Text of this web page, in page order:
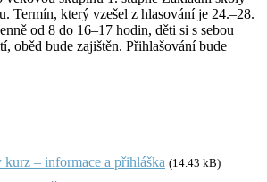
Termín, který vzešel z hlasování je 24.–28.
od 8 do 16–17 hodin, děti si s sebou
oběd bude zajištěn. Přihlašování bude
– informace a přihláška (14.43 kB)